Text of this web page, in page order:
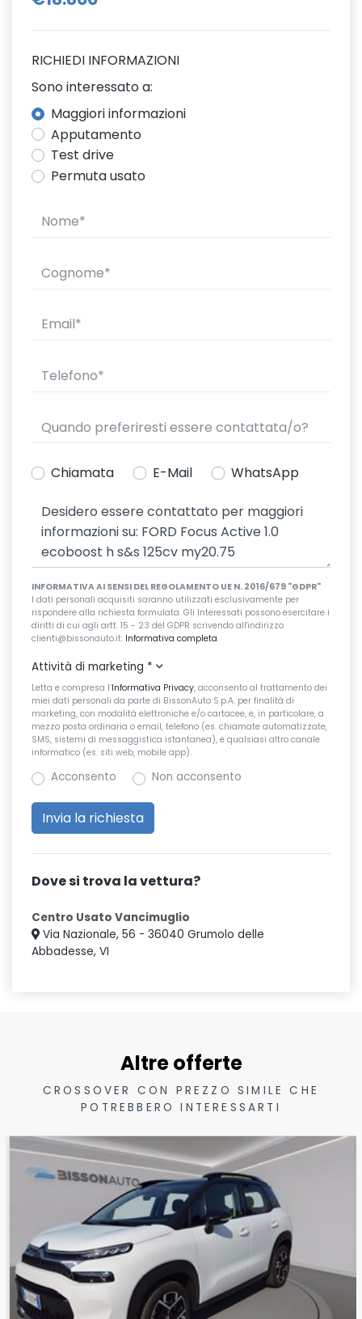
RICHIEDI INFORMAZIONI
Sono interessato a:
Maggiori informazioni
Apputamento
Test drive
Permuta usato
Chiamata E-Mail WhatsApp
INFORMATIVA AI SENSI DEL REGOLAMENTO UE N. 2016/679 "GDPR"
I dati personali acquisiti saranno utilizzati esclusivamente per
rispondere alla richiesta formulata. Gli Interessati possono esercitare i
diritti di cui agli artt. 15 - 23 del GDPR scrivendo all'indirizzo
clienti@bissonauto.it. Informativa completa.
Attività di marketing *
Letta e compresa l’Informativa Privacy, acconsento al trattamento dei
miei dati personali da parte di BissonAuto S.p.A. per finalità di
marketing, con modalità elettroniche e/o cartacee, e, in particolare, a
mezzo posta ordinaria o email, telefono (es. chiamate automatizzate,
SMS, sistemi di messaggistica istantanea), e qualsiasi altro canale
informatico (es. siti web, mobile app).
Acconsento Non acconsento
Dove si trova la vettura?
Centro Usato Vancimuglio
Via Nazionale, 56 - 36040 Grumolo delle
Abbadesse, VI
Altre offerte
CROSSOVER CON PREZZO SIMILE CHE
POTREBBERO INTERESSARTI